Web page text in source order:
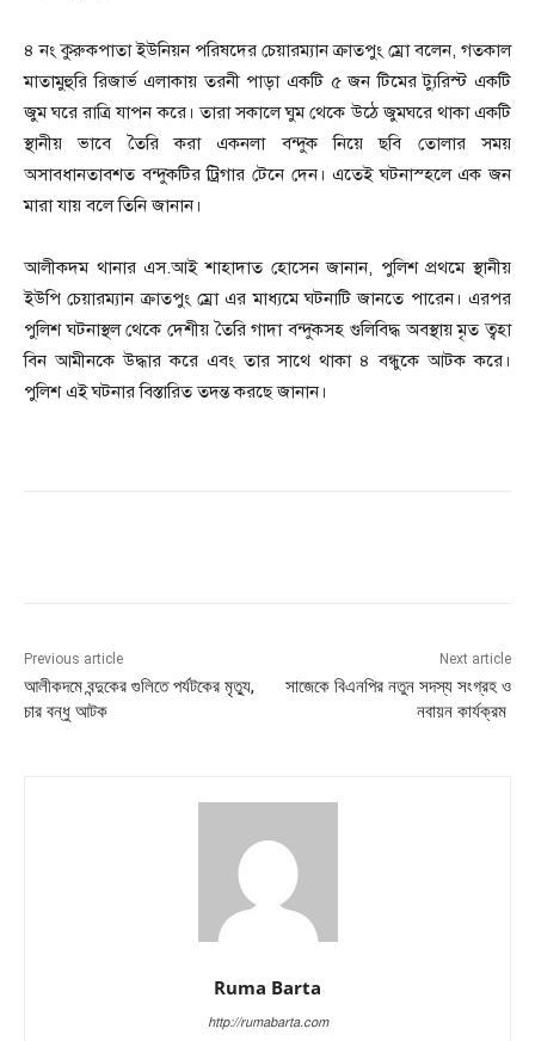
‎৪ নং কুরুকপাতা ইউনিয়ন পরিষদের চেয়ারম্যান ক্রাতপুং ম্রো বলেন, গতকাল
মাতামুহুরি রিজার্ভ এলাকায় তরনী পাড়া একটি ৫ জন টিমের ট্যুরিস্ট একটি
জুম ঘরে রাত্রি যাপন করে। তারা সকালে ঘুম থেকে উঠে জুমঘরে থাকা একটি
স্থানীয় ভাবে তৈরি করা একনলা বন্দুক নিয়ে ছবি তোলার সময়
অসাবধানতাবশত বন্দুকটির ট্রিগার টেনে দেন। এতেই ঘটনাস্হলে এক জন
মারা যায় বলে তিনি জানান।
‎আলীকদম থানার এস.আই শাহাদাত হোসেন জানান, পুলিশ প্রথমে স্থানীয়
ইউপি চেয়ারম্যান ক্রাতপুং ম্রো এর মাধ্যমে ঘটনাটি জানতে পারেন। এরপর
পুলিশ ঘটনাস্থল থেকে দেশীয় তৈরি গাদা বন্দুকসহ গুলিবিদ্ধ অবস্থায় মৃত ত্বহা
বিন আমীনকে উদ্ধার করে এবং তার সাথে থাকা ৪ বন্ধুকে আটক করে।
পুলিশ এই ঘটনার বিস্তারিত তদন্ত করছে জানান।
Previous article
আলীকদমে বন্দুকের গুলিতে পর্যটকের মৃত্যু,
চার বন্ধু আটক
Next article
সাজেকে বিএনপির নতুন সদস্য সংগ্রহ ও
নবায়ন কার্যক্রম
Ruma Barta
http://rumabarta.com